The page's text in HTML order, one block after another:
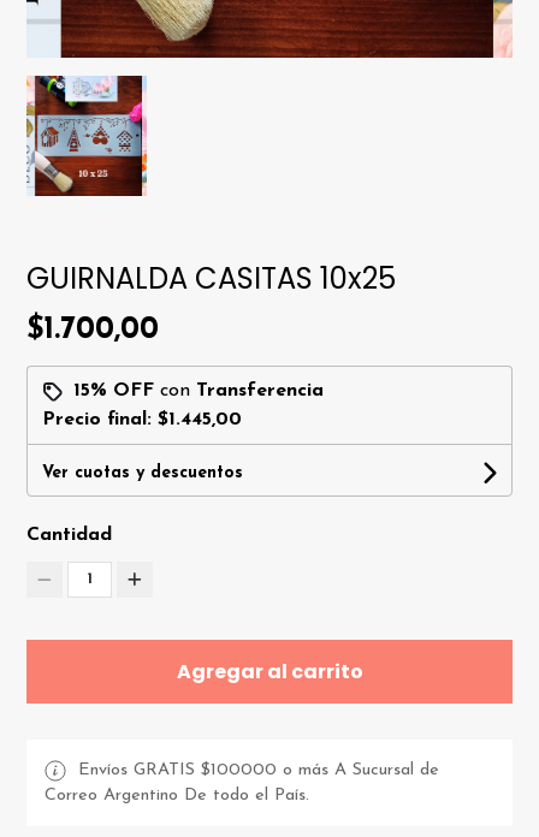
GUIRNALDA CASITAS 10x25
$1.700,00
15% OFF con Transferencia
Precio final:$1.445,00
Ver cuotas y descuentos
Cantidad
1
Agregar al carrito
Envíos GRATIS $100000 o más A Sucursal de
Correo Argentino De todo el País.